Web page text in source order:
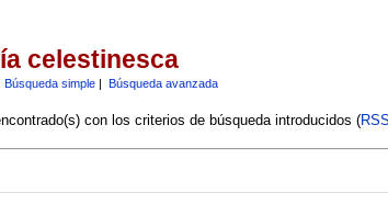
celestinesca
Búsqueda simple| Búsqueda avanzada
con los criterios de búsqueda introducidos (RSS